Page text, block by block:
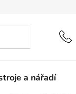
a nářadí